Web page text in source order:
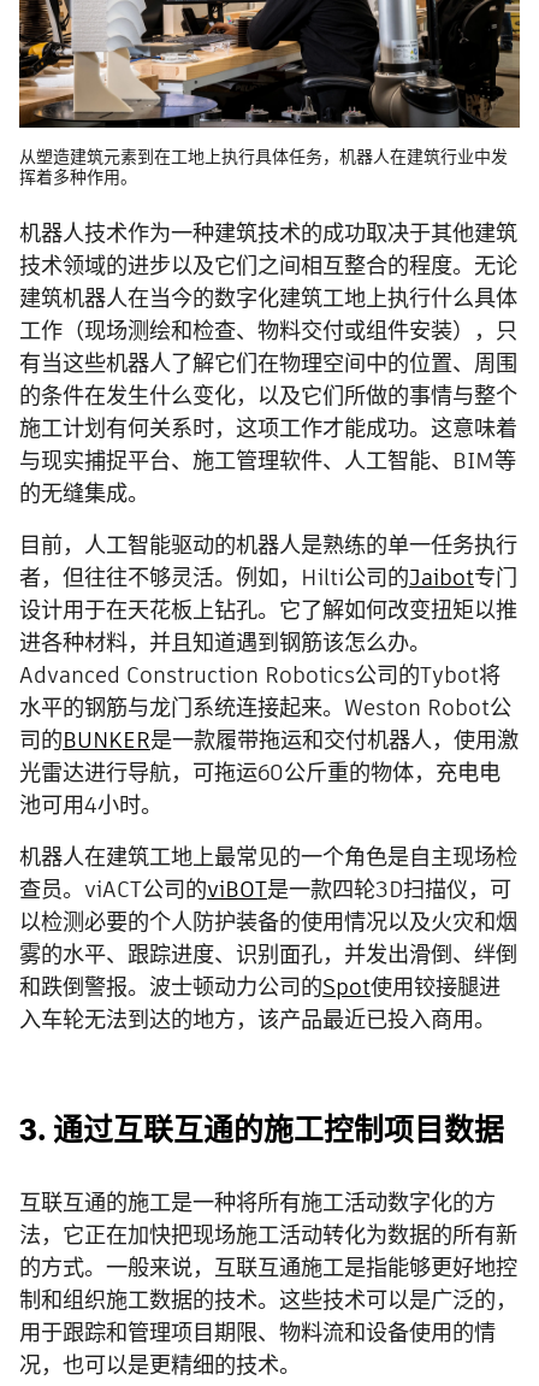
从塑造建筑元素到在工地上执行具体任务，机器人在建筑行业中发
挥着多种作用。
机器人技术作为一种建筑技术的成功取决于其他建筑
技术领域的进步以及它们之间相互整合的程度。无论
建筑机器人在当今的数字化建筑工地上执行什么具体
工作（现场测绘和检查、物料交付或组件安装），只
有当这些机器人了解它们在物理空间中的位置、周围
的条件在发生什么变化，以及它们所做的事情与整个
施工计划有何关系时，这项工作才能成功。这意味着
与现实捕捉平台、施工管理软件、人工智能、BIM等
的无缝集成。
目前，人工智能驱动的机器人是熟练的单一任务执行
者，但往往不够灵活。例如，Hilti公司的Jaibot专门
设计用于在天花板上钻孔。它了解如何改变扭矩以推
进各种材料，并且知道遇到钢筋该怎么办。
Advanced Construction Robotics公司的Tybot将
水平的钢筋与龙门系统连接起来。Weston Robot公
司的BUNKER是一款履带拖运和交付机器人，使用激
光雷达进行导航，可拖运60公斤重的物体，充电电
池可用4小时。
机器人在建筑工地上最常见的一个角色是自主现场检
查员。viACT公司的viBOT是一款四轮3D扫描仪，可
以检测必要的个人防护装备的使用情况以及火灾和烟
雾的水平、跟踪进度、识别面孔，并发出滑倒、绊倒
和跌倒警报。波士顿动力公司的Spot使用铰接腿进
入车轮无法到达的地方，该产品最近已投入商用。
3. 通过互联互通的施工控制项目数据
互联互通的施工是一种将所有施工活动数字化的方
法，它正在加快把现场施工活动转化为数据的所有新
的方式。一般来说，互联互通施工是指能够更好地控
制和组织施工数据的技术。这些技术可以是广泛的，
用于跟踪和管理项目期限、物料流和设备使用的情
况，也可以是更精细的技术。